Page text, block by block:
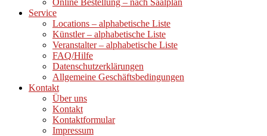
Online Bestellung – nach Saalplan
Service
Locations – alphabetische Liste
Künstler – alphabetische Liste
Veranstalter – alphabetische Liste
FAQ/Hilfe
Datenschutzerklärungen
Allgemeine Geschäftsbedingungen
Kontakt
Über uns
Kontakt
Kontaktformular
Impressum